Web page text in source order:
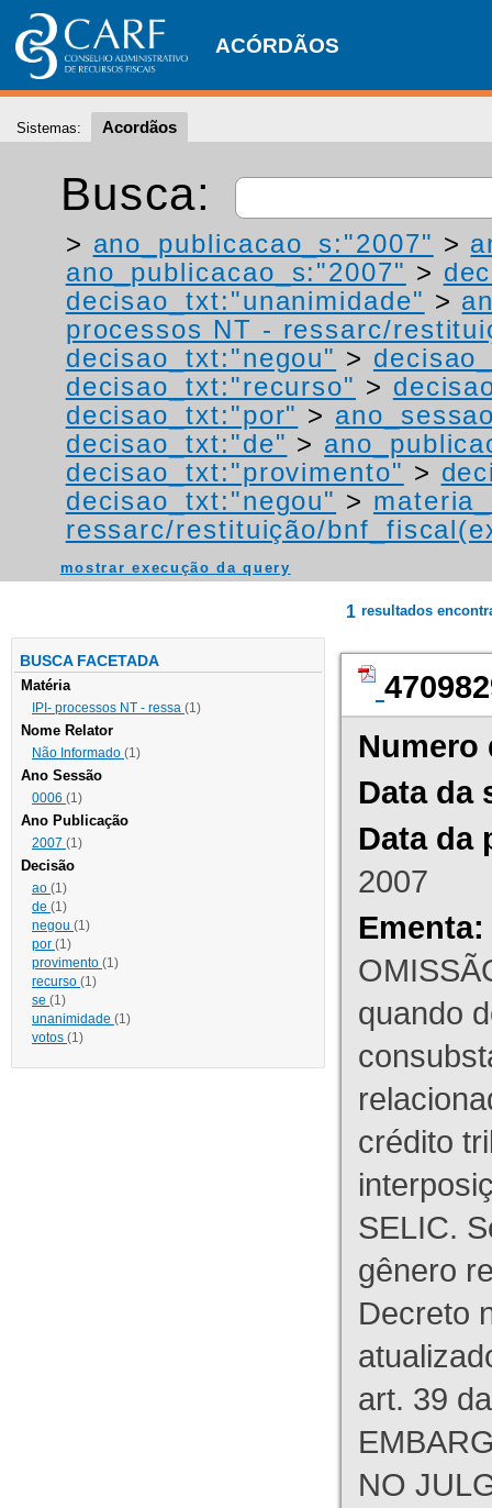
ACÓRDÃOS
Sistemas: Acordãos
Busca:
> ano_publicacao_s:"2007" >
ano_publicacao_s:"2007" >
decisao_txt:"unanimidade" >
processos NT - ressarc/
decisao_txt:"negou" >
decisao_txt:"recurso" >
decisao_txt:"por" >
decisao_txt:"de" >
decisao_txt:"provimento" >
decisao_txt:"negou" >
ressarc/restituição/
mostrar execução da query
BUSCA FACETADA
Matéria
IPI- processos NT - ressa (1)
Nome Relator
Não Informado (1)
Ano Sessão
0006 (1)
Ano Publicação
2007 (1)
Decisão
ao (1)
de (1)
negou (1)
por (1)
provimento (1)
recurso (1)
se (1)
unanimidade (1)
votos (1)
1 resultados
Numero
Data da
Data da
2007
Ementa:
quando
crédito
SELIC.
gênero
Decreto
art. 39
NO